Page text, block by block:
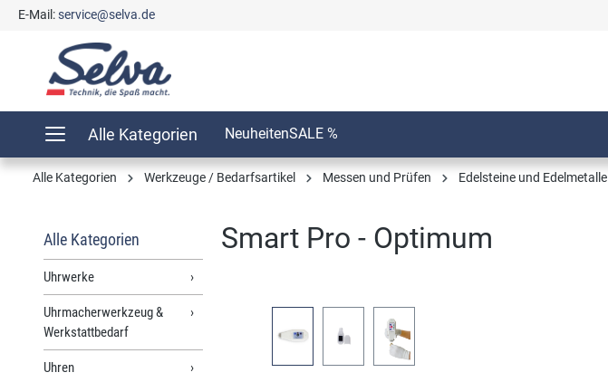
Zur Hauptnavigation springen
E-Mail:service@selva.de
Alle Kategorien NeuheitenSALE %
Alle Kategorien Werkzeuge / Bedarfsartikel Messen und Prüfen Edelsteine und Edelmetalle
Alle Kategorien
Uhrwerke
Uhrmacherwerkzeug &
Werkstattbedarf
Uhren
Smart Pro - Optimum